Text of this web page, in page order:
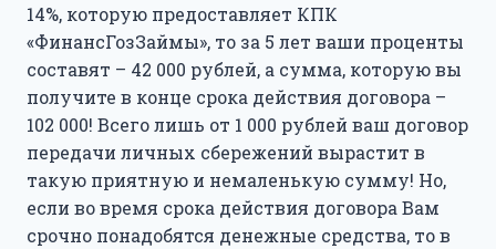
14%, которую предоставляет КПК
«ФинансГозЗаймы», то за 5 лет ваши проценты
составят – 42 000 рублей, а сумма, которую вы
получите в конце срока действия договора –
102 000! Всего лишь от 1 000 рублей ваш договор
передачи личных сбережений вырастит в
такую приятную и немаленькую сумму! Но,
если во время срока действия договора Вам
срочно понадобятся денежные средства, то в